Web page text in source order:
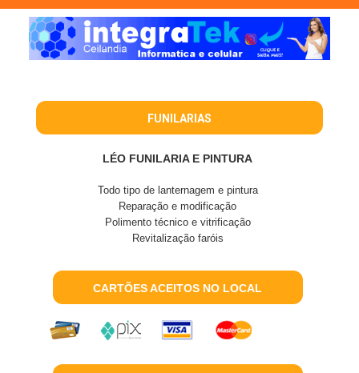
FUNILARIAS
LÉO FUNILARIA E PINTURA
Todo tipo de lanternagem e pintura
Reparação e modificação
Polimento técnico e vitrificação
Revitalização faróis
CARTÕES ACEITOS NO LOCAL